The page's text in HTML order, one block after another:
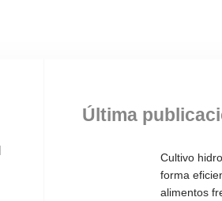
Última
Cultivo
forma
alimentos